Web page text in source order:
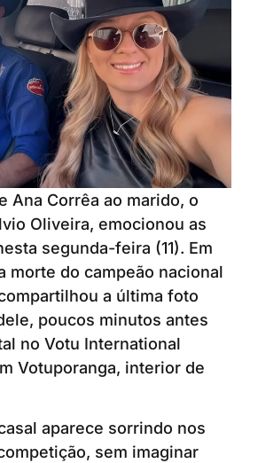
Ana Corrêa ao marido, o
Oliveira, emocionou as
segunda-feira (11). Em
morte do campeão nacional
a última foto
poucos minutos antes
no Votu International
Votuporanga, interior de
aparece sorrindo nos
sem imaginar